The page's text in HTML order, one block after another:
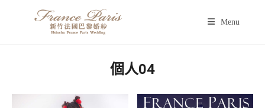
Menu
個人04